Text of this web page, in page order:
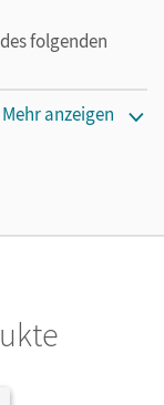
folgenden
möchten.
Mehr anzeigen